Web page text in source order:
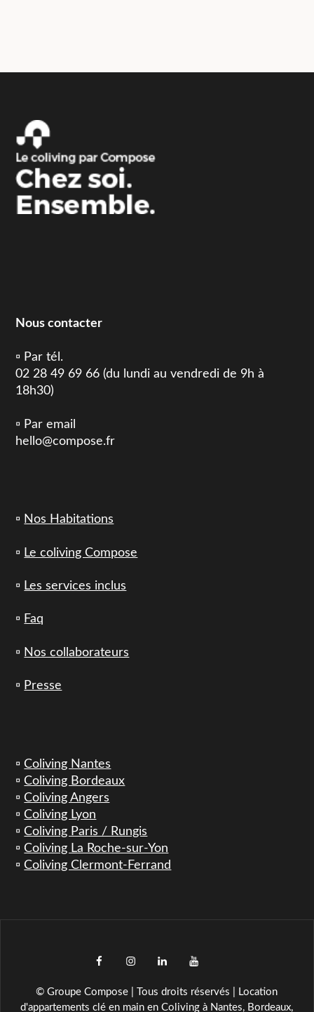
Nous contacter
▫️ Par tél.
02 28 49 69 66 (du lundi au vendredi de 9h à
18h30)
▫️ Par email
hello@compose.fr
▫️ Nos Habitations
▫️ Le coliving Compose
▫️ Les services inclus
▫️ Faq
▫️ Nos collaborateurs
▫️ Presse
▫️Coliving Nantes
▫️Coliving Bordeaux
▫️Coliving Angers
▫️Coliving Lyon
▫️Coliving Paris / Rungis
▫️Coliving La Roche-sur-Yon
▫️Coliving Clermont-Ferrand
facebookinstagramLinkedInYouTube
© Groupe Compose | Tous droits réservés | Location
d'appartements clé en main en Coliving à Nantes, Bordeaux,